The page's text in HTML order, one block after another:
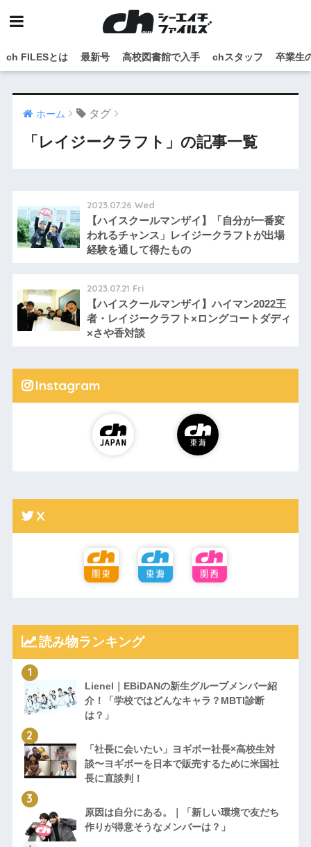
ch FILESとは 最新号 高校図書館で入手 chスタッフ 卒業生
ホーム タグ
「レイジークラフト」の記事一覧
2023.07.26 Wed
【ハイスクールマンザイ】「自分が一番変
われるチャンス」レイジークラフトが出場
経験を通して得たもの
2023.07.21 Fri
【ハイスクールマンザイ】ハイマン2022王
者・レイジークラフト×ロングコートダディ
×さや香対談
Instagram
X
読み物ランキング
Lienel｜EBiDANの新生グループメンバー紹
介！「学校ではどんなキャラ？MBTI診断
は？」
「社長に会いたい」ヨギボー社長×高校生対
談〜ヨギボーを日本で販売するために米国社
長に直談判！
原因は自分にある。｜「新しい環境で友だち
作りが得意そうなメンバーは？」